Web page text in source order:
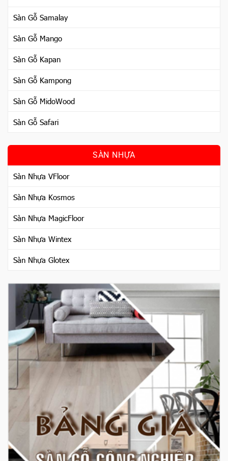
Sàn Gỗ Samalay
Sàn Gỗ Mango
Sàn Gỗ Kapan
Sàn Gỗ Kampong
Sàn Gỗ MidoWood
Sàn Gỗ Safari
SÀN NHỰA
Sàn Nhựa VFloor
Sàn Nhựa Kosmos
Sàn Nhựa MagicFloor
Sàn Nhựa Wintex
Sàn Nhựa Glotex